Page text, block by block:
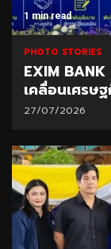
1 min read
PHOTO STORIES
EXIM
เคลื่อนเศรษ
27/07/2026